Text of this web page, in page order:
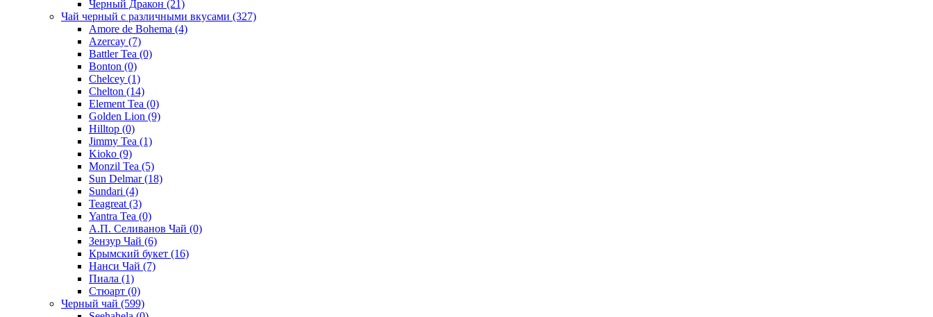
Черный Дракон (21)
Чай черный с различными вкусами (327)
Amore de Bohema (4)
Azercay (7)
Battler Tea (0)
Bonton (0)
Chelcey (1)
Chelton (14)
Element Tea (0)
Golden Lion (9)
Hilltop (0)
Jimmy Tea (1)
Kioko (9)
Monzil Tea (5)
Sun Delmar(18)
Sundari (4)
Teagreat (3)
Yantra Tea (0)
А.П. Селиванов Чай (0)
Зензур Чай (6)
Крымский букет (16)
Нанси Чай (7)
Пиала (1)
Стюарт (0)
Черный чай (599)